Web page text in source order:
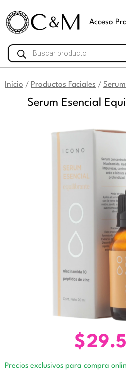
contenido
Acceso
Búsqueda
de
productos
Inicio / Productos Faciales /
Serum Esencial
$
Precios exclusivos para compra